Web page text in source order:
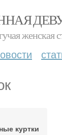
женская
куртки